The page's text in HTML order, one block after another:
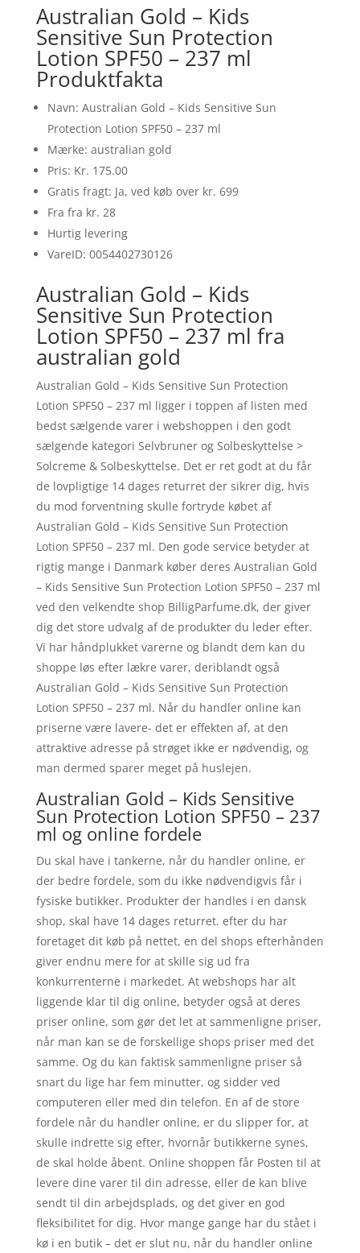
Australian Gold – Kids
Sensitive Sun Protection
Lotion SPF50 – 237 ml
Produktfakta
Navn: Australian Gold – Kids Sensitive Sun
Protection Lotion SPF50 – 237 ml
Mærke: australian gold
Pris: Kr. 175.00
Gratis fragt: Ja, ved køb over kr. 699
Fra fra kr. 28
Hurtig levering
VareID: 0054402730126
Australian Gold – Kids
Sensitive Sun Protection
Lotion SPF50 – 237 ml fra
australian gold
Australian Gold – Kids Sensitive Sun Protection
Lotion SPF50 – 237 ml ligger i toppen af listen med
bedst sælgende varer i webshoppen i den godt
sælgende kategori Selvbruner og Solbeskyttelse >
Solcreme & Solbeskyttelse. Det er ret godt at du får
de lovpligtige 14 dages returret der sikrer dig, hvis
du mod forventning skulle fortryde købet af
Australian Gold – Kids Sensitive Sun Protection
Lotion SPF50 – 237 ml. Den gode service betyder at
rigtig mange i Danmark køber deres Australian Gold
– Kids Sensitive Sun Protection Lotion SPF50 – 237 ml
ved den velkendte shop BilligParfume.dk, der giver
dig det store udvalg af de produkter du leder efter.
Vi har håndplukket varerne og blandt dem kan du
shoppe løs efter lækre varer, deriblandt også
Australian Gold – Kids Sensitive Sun Protection
Lotion SPF50 – 237 ml. Når du handler online kan
priserne være lavere- det er effekten af, at den
attraktive adresse på strøget ikke er nødvendig, og
man dermed sparer meget på huslejen.
Australian Gold – Kids Sensitive
Sun Protection Lotion SPF50 – 237
ml og online fordele
Du skal have i tankerne, når du handler online, er
der bedre fordele, som du ikke nødvendigvis får i
fysiske butikker. Produkter der handles i en dansk
shop, skal have 14 dages returret. efter du har
foretaget dit køb på nettet, en del shops efterhånden
giver endnu mere for at skille sig ud fra
konkurrenterne i markedet. At webshops har alt
liggende klar til dig online, betyder også at deres
priser online, som gør det let at sammenligne priser,
når man kan se de forskellige shops priser med det
samme. Og du kan faktisk sammenligne priser så
snart du lige har fem minutter, og sidder ved
computeren eller med din telefon. En af de store
fordele når du handler online, er du slipper for, at
skulle indrette sig efter, hvornår butikkerne synes,
de skal holde åbent. Online shoppen får Posten til at
levere dine varer til din adresse, eller de kan blive
sendt til din arbejdsplads, og det giver en god
fleksibilitet for dig. Hvor mange gange har du stået i
kø i en butik – det er slut nu, når du handler online